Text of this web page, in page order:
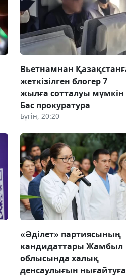
Вьетнамнан
жеткізілген блогер 7
жылға сотталуы мүмкін
Бас прокуратура
Бүгін, 20:20
«Әділет» партиясының
кандидаттары Жамбыл
облысында халық
денсаулығын нығайтуға